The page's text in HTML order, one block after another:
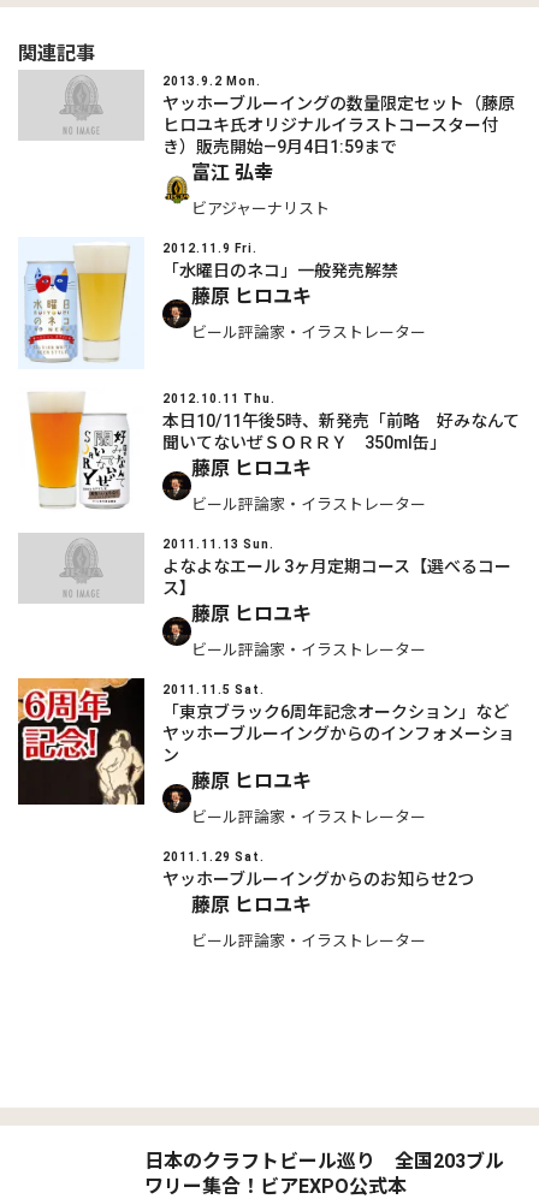
関連記事
2013.9.2 Mon.
ヤッホーブルーイングの数量限定セット（藤原
ヒロユキ氏オリジナルイラストコースター付
き）販売開始―9月4日1:59まで
富江 弘幸
ビアジャーナリスト
2012.11.9 Fri.
「水曜日のネコ」一般発売解禁
藤原 ヒロユキ
ビール評論家・イラストレーター
2012.10.11 Thu.
本日10/11午後5時、新発売「前略 好みなんて
聞いてないぜＳＯＲＲＹ 350ml缶」
藤原 ヒロユキ
ビール評論家・イラストレーター
2011.11.13 Sun.
よなよなエール 3ヶ月定期コース【選べるコー
ス】
藤原 ヒロユキ
ビール評論家・イラストレーター
2011.11.5 Sat.
「東京ブラック6周年記念オークション」など
ヤッホーブルーイングからのインフォメーショ
ン
藤原 ヒロユキ
ビール評論家・イラストレーター
2011.1.29 Sat.
ヤッホーブルーイングからのお知らせ2つ
藤原 ヒロユキ
ビール評論家・イラストレーター
日本のクラフトビール巡り 全国203ブル
ワリー集合！ビアEXPO公式本